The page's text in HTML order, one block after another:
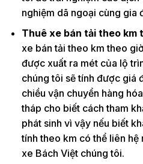
nghiệm dã ngoại cùng gia
Thuê xe bán tải theo km
xe bán tải theo km theo
được xuất ra mét của lộ
chúng tôi sẽ tính được giá
chiều vận chuyển hàng
tháp cho biết cách tham
phát sinh vì vậy nếu biết
tính theo km có thể liên
xe Bách Việt chúng tôi.